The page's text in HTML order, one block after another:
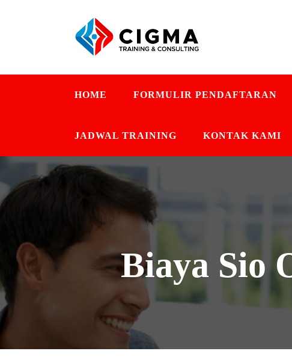
HOME FORMULIR PENDAFTARAN
JADWAL TRAINING KONTAK KAMI
Biaya Sio